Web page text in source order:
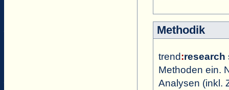
Methodik
trend:research
Methoden ein.
Analysen (inkl.